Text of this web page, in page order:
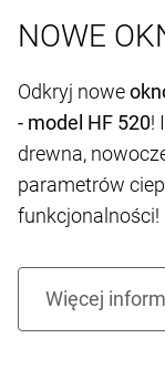
NOWE
Odkryj nowe
- model HF 520!
drewna,
parametrów
funkcjonalności!